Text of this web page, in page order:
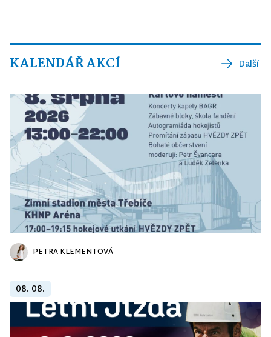
KALENDÁŘ AKCÍ Další
PETRA KLEMENTOVÁ
08. 08.